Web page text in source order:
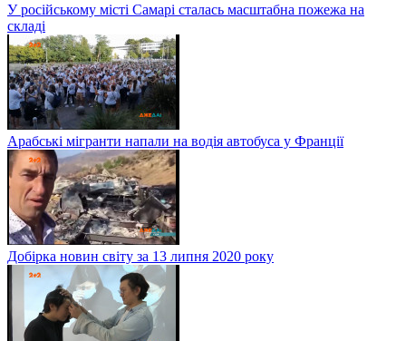
У російському місті Самарі сталась масштабна пожежа на
складі
Арабські мігранти напали на водія автобуса у Франції
Добірка новин світу за 13 липня 2020 року